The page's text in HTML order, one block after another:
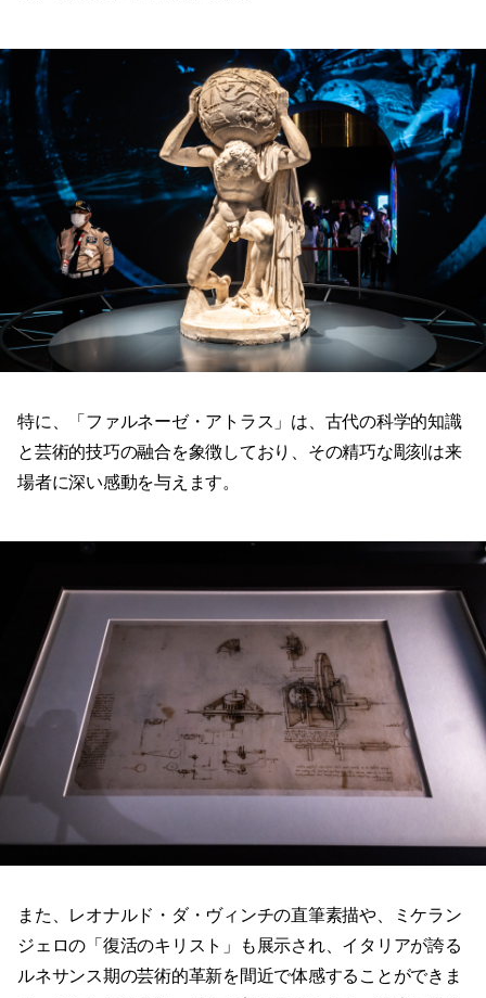
特に、「ファルネーゼ・アトラス」は、古代の科学的知識
と芸術的技巧の融合を象徴しており、その精巧な彫刻は来
場者に深い感動を与えます。
また、レオナルド・ダ・ヴィンチの直筆素描や、ミケラン
ジェロの「復活のキリスト」も展示され、イタリアが誇る
ルネサンス期の芸術的革新を間近で体感することができま